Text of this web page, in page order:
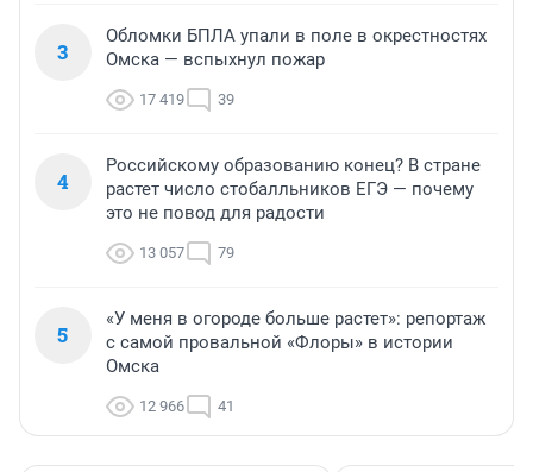
3
Обломки БПЛА упали в поле в окрестностях
Омска — вспыхнул пожар
17 419 39
4
Российскому образованию конец? В стране
растет число стобалльников ЕГЭ — почему
это не повод для радости
13 057 79
5
«У меня в огороде больше растет»: репортаж
с самой провальной «Флоры» в истории
Омска
12 966 41